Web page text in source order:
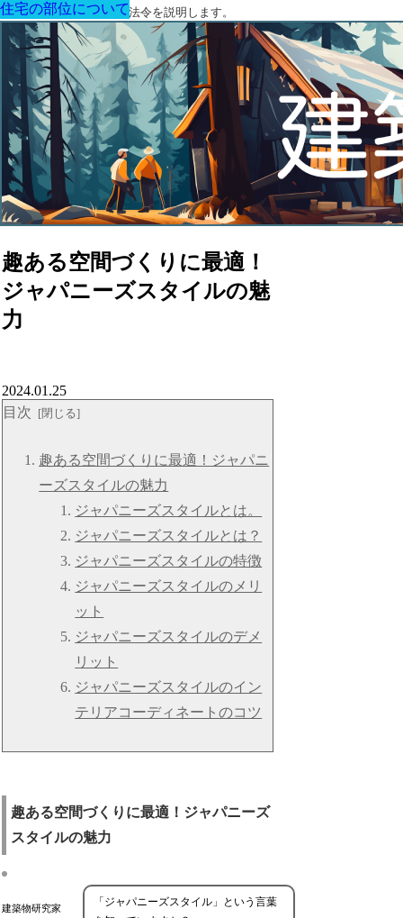
建築に関する用語と関連法令を説明します。
趣ある空間づくりに最適！
ジャパニーズスタイルの魅
力
住宅の部位について
2024.01.25
目次
趣ある空間づくりに最適！ジャパニ
ーズスタイルの魅力
ジャパニーズスタイルとは。
ジャパニーズスタイルとは？
ジャパニーズスタイルの特徴
ジャパニーズスタイルのメリ
ット
ジャパニーズスタイルのデメ
リット
ジャパニーズスタイルのイン
テリアコーディネートのコツ
趣ある空間づくりに最適！ジャパニーズ
スタイルの魅力
建築物研究家
「ジャパニーズスタイル」という言葉
住宅の部位について
住宅の部位について
住宅の部位について
住宅の部位について
住宅の部位について
住宅の部位について